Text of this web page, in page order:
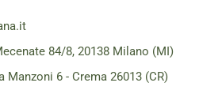
84/8, 20138 Milano (MI)
Manzoni 6 - Crema 26013 (CR)